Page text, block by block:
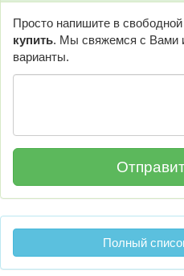
Просто напишите в
купить. Мы свяжемся с Вами
варианты.
Полный